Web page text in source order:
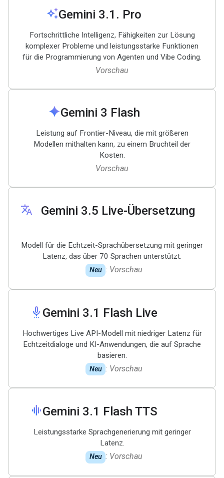
auto_awesomeGemini 3.1 . Pro
Fortschrittliche Intelligenz, Fähigkeiten zur Lösung
komplexer Probleme und leistungsstarke Funktionen
für die Programmierung von Agenten und Vibe Coding.
Vorschau
sparkGemini 3 Flash
Leistung auf Frontier-Niveau, die mit größeren
Modellen mithalten kann, zu einem Bruchteil der
Kosten.
Vorschau
translate Gemini 3.5 Live-Übersetzung
Modell für die Echtzeit-Sprachübersetzung mit geringer
Latenz, das über 70 Sprachen unterstützt.
Neu : Vorschau
settings_voice Gemini 3.1 Flash Live
Hochwertiges Live API-Modell mit niedriger Latenz für
Echtzeitdialoge und KI-Anwendungen, die auf Sprache
basieren.
Neu : Vorschau
graphic_eqGemini 3.1 Flash TTS
Leistungsstarke Sprachgenerierung mit geringer
Latenz.
Neu : Vorschau